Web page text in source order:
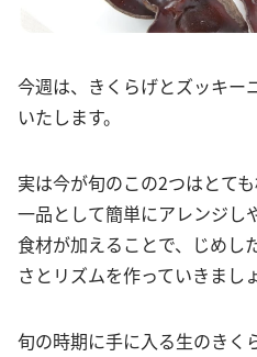
今週は、きくらげとズッキー
いたします。
実は今が旬のこの2つはとて
一品として簡単にアレンジし
食材が加えることで、じめし
さとリズムを作っていきまし
旬の時期に手に入る生のきく